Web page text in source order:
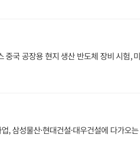
중국 공장용 현지 생산 반도체 장비 시험, 미
, 삼성물산·현대건설·대우건설에 다가오는